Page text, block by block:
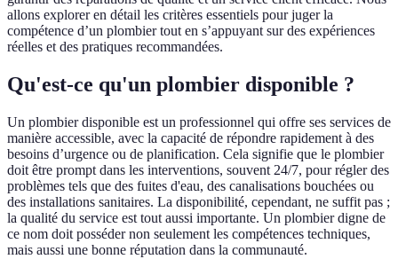
allons explorer en détail les critères essentiels pour juger la
compétence d’un plombier tout en s’appuyant sur des expériences
réelles et des pratiques recommandées.
Qu'est-ce qu'un plombier disponible ?
Un plombier disponible est un professionnel qui offre ses services de
manière accessible, avec la capacité de répondre rapidement à des
besoins d’urgence ou de planification. Cela signifie que le plombier
doit être prompt dans les interventions, souvent 24/7, pour régler des
problèmes tels que des fuites d'eau, des canalisations bouchées ou
des installations sanitaires. La disponibilité, cependant, ne suffit pas ;
la qualité du service est tout aussi importante. Un plombier digne de
ce nom doit posséder non seulement les compétences techniques,
mais aussi une bonne réputation dans la communauté.